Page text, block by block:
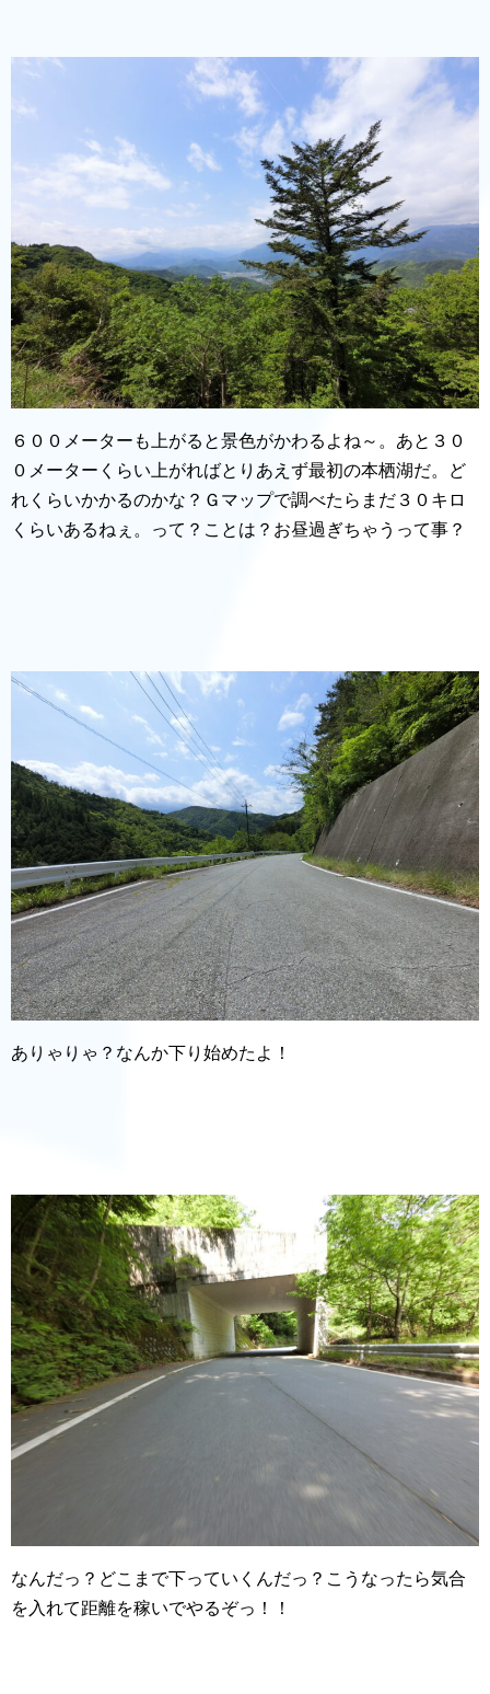
６００メーターも上がると景色がかわるよね～。あと３０
０メーターくらい上がればとりあえず最初の本栖湖だ。ど
れくらいかかるのかな？Ｇマップで調べたらまだ３０キロ
くらいあるねぇ。って？ことは？お昼過ぎちゃうって事？
ありゃりゃ？なんか下り始めたよ！
なんだっ？どこまで下っていくんだっ？こうなったら気合
を入れて距離を稼いでやるぞっ！！